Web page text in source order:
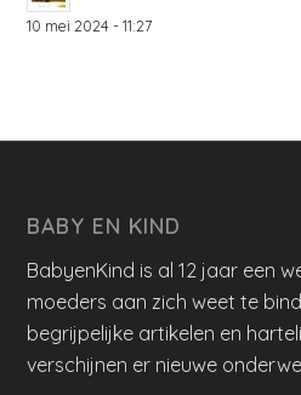
10 mei 2024 - 11:27
BABY EN KIND
BabyenKind is al 12 jaar een
moeders aan zich weet te
begrijpelijke artikelen en
verschijnen er nieuwe